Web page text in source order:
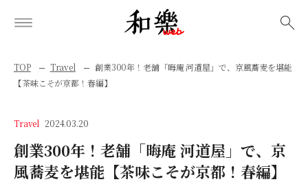
TOP Travel
創業300年！老舗「晦庵 河道屋」で、京風蕎麦を堪能
【茶味こそが京都！春編】
Travel 2024.03.20
創業300年！老舗「晦庵 河道屋」で、京
風蕎麦を堪能【茶味こそが京都！春編】